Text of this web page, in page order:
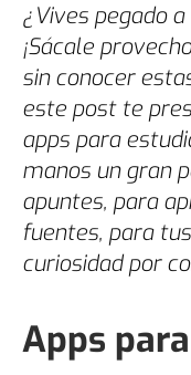
¿Vives pegado
¡Sácale
sin conocer
este post te
apps para
manos un gran
apuntes, para
fuentes, para
curiosidad por
Apps